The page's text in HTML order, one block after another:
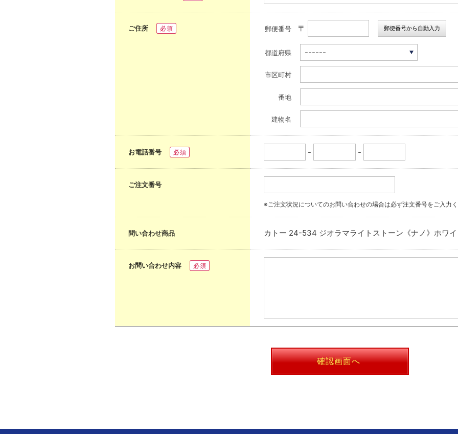
ご住所 必須 郵便番号 〒 郵便番号から自動入力
都道府県
市区町村
番地
建物名
お電話番号 必須 - -
ご注文番号
※ご注文状況についてのお問い合わせの場合は必ず注文番号をご入力
問い合わせ商品 カトー 24-534 ジオラマライトストーン《ナノ》ホワ
お問い合わせ内容 必須
確認画面へ